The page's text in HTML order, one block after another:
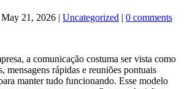
May 21, 2026 | Uncategorized | 0 comments
a comunicação costuma ser vista como
mensagens rápidas e reuniões pontuais
manter tudo funcionando. Esse modelo